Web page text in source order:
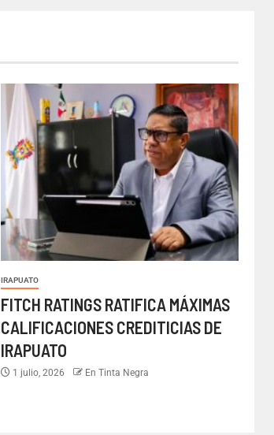
IRAPUATO
FITCH RATINGS RATIFICA MÁXIMAS
CALIFICACIONES CREDITICIAS DE
IRAPUATO
1 julio, 2026 En Tinta Negra